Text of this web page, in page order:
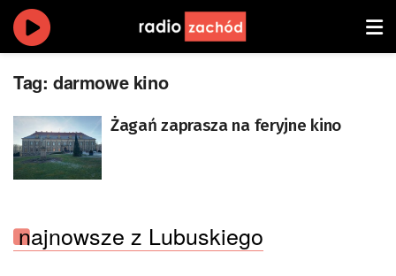
Tag: darmowe kino
Żagań zaprasza na feryjne kino
najnowsze z Lubuskiego